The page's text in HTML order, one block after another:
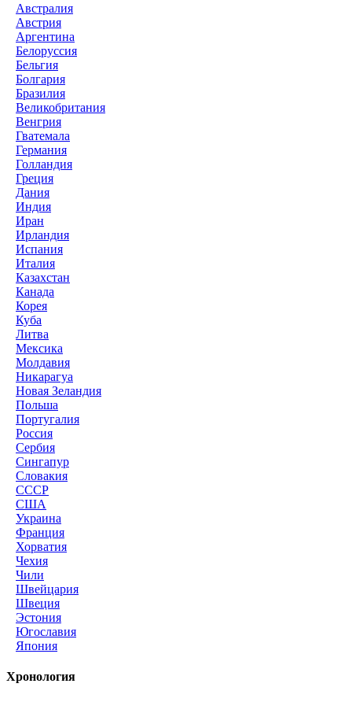
Австралия
Австрия
Аргентина
Белоруссия
Бельгия
Болгария
Бразилия
Великобритания
Венгрия
Гватемала
Германия
Голландия
Греция
Дания
Индия
Иран
Ирландия
Испания
Италия
Казахстан
Канада
Корея
Куба
Литва
Мексика
Молдавия
Никарагуа
Новая Зеландия
Польша
Португалия
Россия
Сербия
Сингапур
Словакия
СССР
США
Украина
Франция
Хорватия
Чехия
Чили
Швейцария
Швеция
Эстония
Югославия
Япония
Хронология